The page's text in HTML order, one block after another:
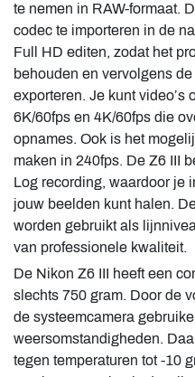
te nemen in RAW-formaat.
codec te importeren in de
Full HD editen, zodat het
behouden en vervolgens
exporteren. Je kunt video’s
6K/60fps en 4K/60fps die
opnames. Ook is het
maken in 240fps. De Z6 III
Log recording, waardoor je
jouw beelden kunt halen.
worden gebruikt als
van professionele kwaliteit.
De Nikon Z6 III heeft een
slechts 750 gram. Door de
de systeemcamera
weersomstandigheden.
tegen temperaturen tot -10